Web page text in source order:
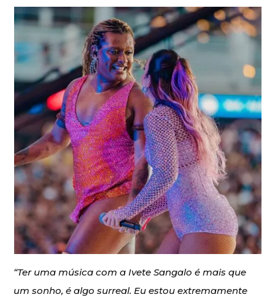
“Ter uma música com a Ivete Sangalo é mais que
um sonho, é algo surreal. Eu estou extremamente